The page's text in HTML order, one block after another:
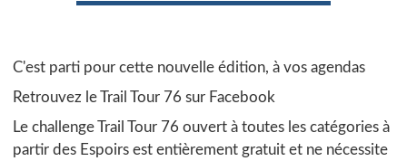
C'est parti pour cette nouvelle édition, à vos agendas
Retrouvez le Trail Tour 76 sur Facebook
Le challenge Trail Tour 76 ouvert à toutes les catégories à
partir des Espoirs est entièrement gratuit et ne nécessite